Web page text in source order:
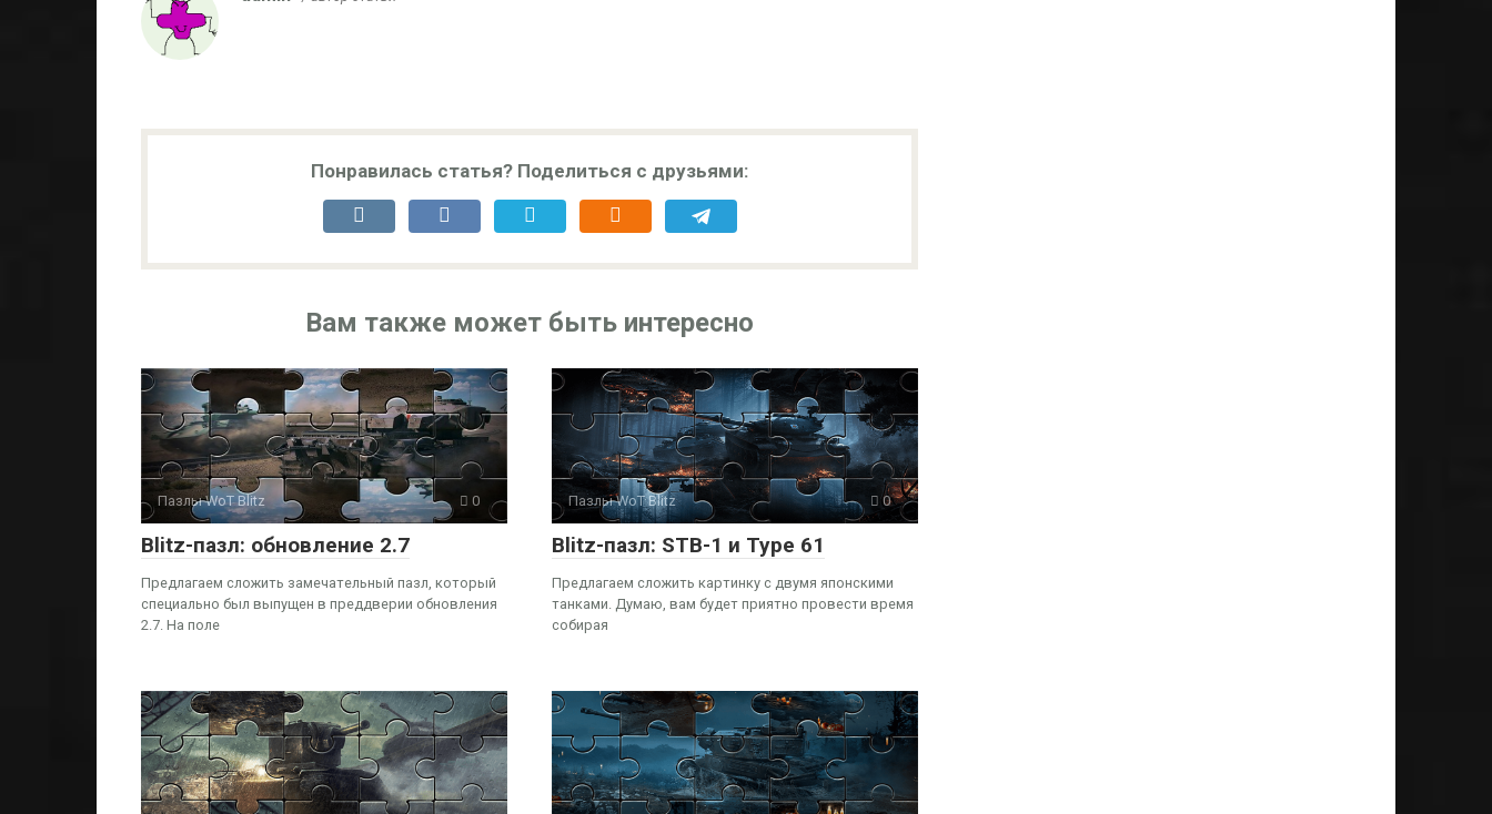
Понравилась статья? Поделиться с друзьями:
Вам также может быть интересно
Пазлы WoT Blitz 0
Blitz-пазл: обновление 2.7
Предлагаем сложить замечательный пазл, который
специально был выпущен в преддверии обновления
2.7. На поле
Пазлы WoT Blitz 0
Blitz-пазл: STB-1 и Type 61
Предлагаем сложить картинку с двумя японскими
танками. Думаю, вам будет приятно провести время
собирая